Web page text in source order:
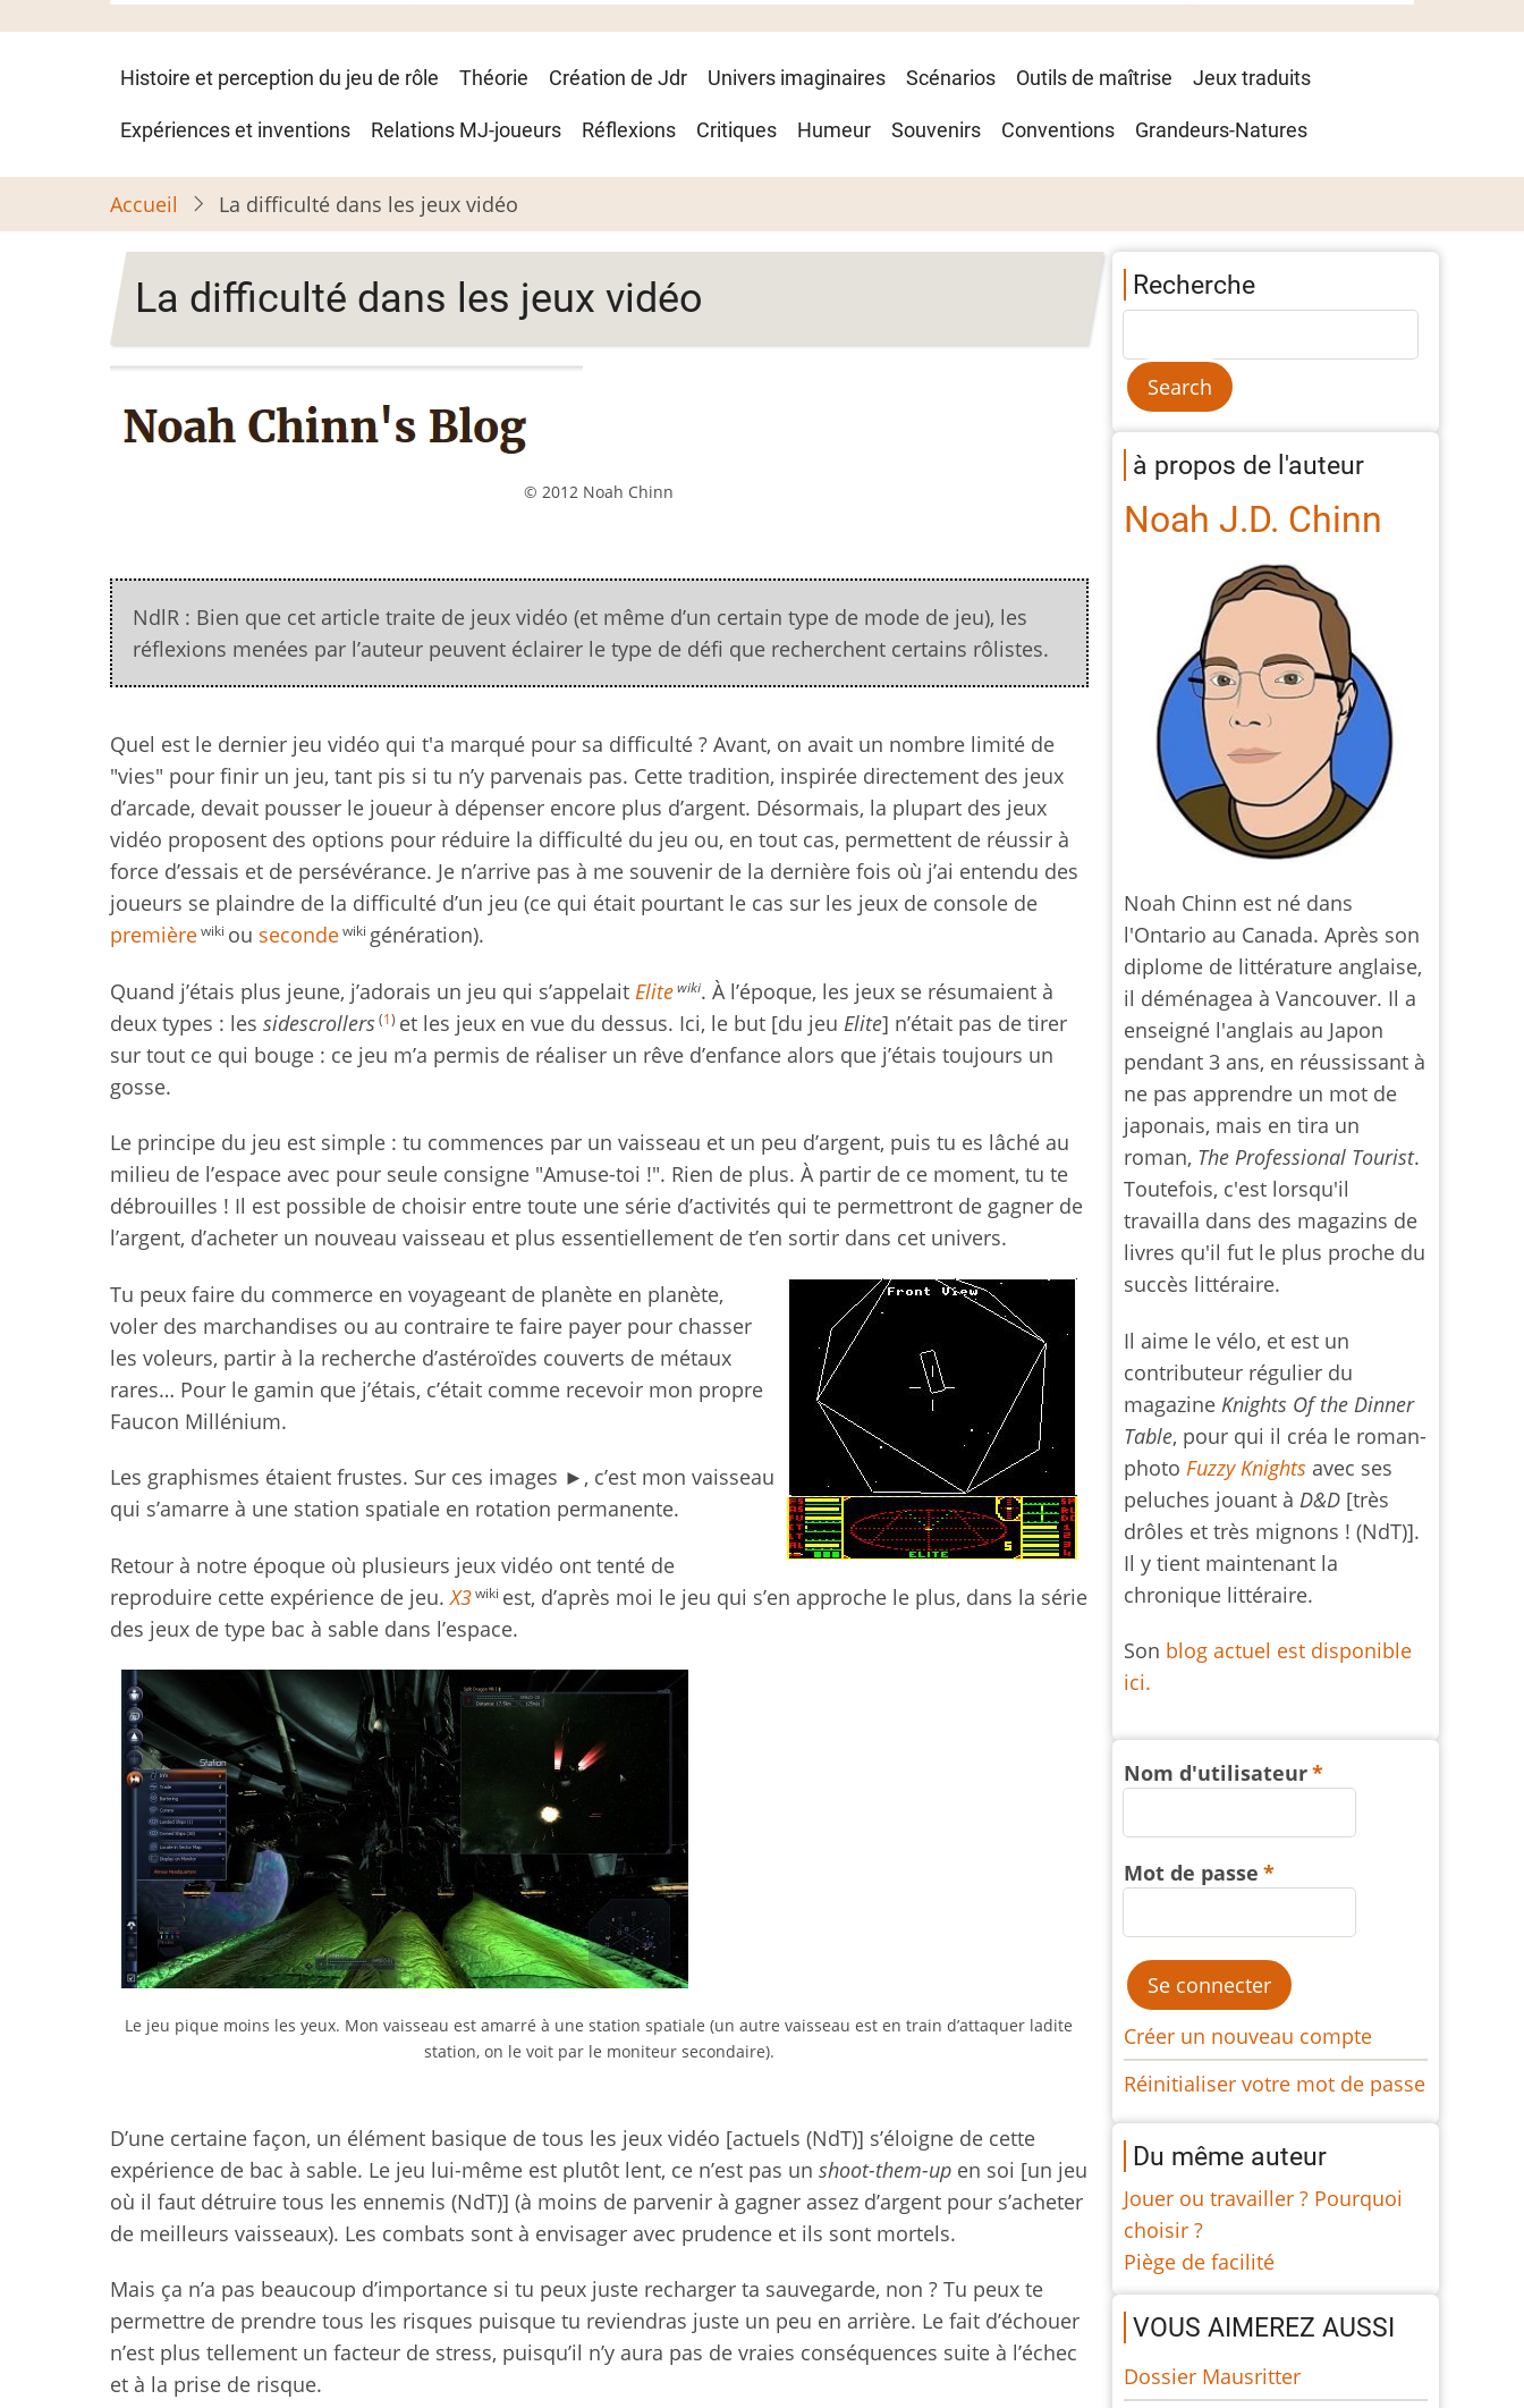
Navigation
principale
Histoire et perception du jeu de rôle Théorie Création de Jdr Univers imaginaires Scénarios Outils de maîtrise Jeux traduits
Expériences et inventions Relations MJ-joueurs Réflexions Critiques Humeur Souvenirs Conventions Grandeurs-Natures
Accueil La difficulté dans les jeux vidéo
La difficulté dans les jeux vidéo
© 2012 Noah Chinn
NdlR : Bien que cet article traite de jeux vidéo (et même d’un certain type de mode de jeu), les
réflexions menées par l’auteur peuvent éclairer le type de défi que recherchent certains rôlistes.
Quel est le dernier jeu vidéo qui t'a marqué pour sa difficulté ? Avant, on avait un nombre limité de
"vies" pour finir un jeu, tant pis si tu n’y parvenais pas. Cette tradition, inspirée directement des jeux
d’arcade, devait pousser le joueur à dépenser encore plus d’argent. Désormais, la plupart des jeux
vidéo proposent des options pour réduire la difficulté du jeu ou, en tout cas, permettent de réussir à
force d’essais et de persévérance. Je n’arrive pas à me souvenir de la dernière fois où j’ai entendu des
joueurs se plaindre de la difficulté d’un jeu (ce qui était pourtant le cas sur les jeux de console de
premièrewiki ou secondewiki génération).
Quand j’étais plus jeune, j’adorais un jeu qui s’appelait Elitewiki. À l’époque, les jeux se résumaient à
deux types : les sidescrollers (1) et les jeux en vue du dessus. Ici, le but [du jeu Elite] n’était pas de tirer
sur tout ce qui bouge : ce jeu m’a permis de réaliser un rêve d’enfance alors que j’étais toujours un
gosse.
Le principe du jeu est simple : tu commences par un vaisseau et un peu d’argent, puis tu es lâché au
milieu de l’espace avec pour seule consigne "Amuse-toi !". Rien de plus. À partir de ce moment, tu te
débrouilles ! Il est possible de choisir entre toute une série d’activités qui te permettront de gagner de
l’argent, d’acheter un nouveau vaisseau et plus essentiellement de t’en sortir dans cet univers.
Tu peux faire du commerce en voyageant de planète en planète,
voler des marchandises ou au contraire te faire payer pour chasser
les voleurs, partir à la recherche d’astéroïdes couverts de métaux
rares… Pour le gamin que j’étais, c’était comme recevoir mon propre
Faucon Millénium.
Les graphismes étaient frustes. Sur ces images ►, c’est mon vaisseau
qui s’amarre à une station spatiale en rotation permanente.
Retour à notre époque où plusieurs jeux vidéo ont tenté de
reproduire cette expérience de jeu.X3wiki est, d’après moi le jeu qui s’en approche le plus, dans la série
des jeux de type bac à sable dans l’espace.
Le jeu pique moins les yeux. Mon vaisseau est amarré à une station spatiale (un autre vaisseau est en train d’attaquer ladite
station, on le voit par le moniteur secondaire).
D’une certaine façon, un élément basique de tous les jeux vidéo [actuels (NdT)] s’éloigne de cette
expérience de bac à sable. Le jeu lui-même est plutôt lent, ce n’est pas un shoot-them-up en soi [un jeu
où il faut détruire tous les ennemis (NdT)] (à moins de parvenir à gagner assez d’argent pour s’acheter
de meilleurs vaisseaux). Les combats sont à envisager avec prudence et ils sont mortels.
Mais ça n’a pas beaucoup d’importance si tu peux juste recharger ta sauvegarde, non ? Tu peux te
permettre de prendre tous les risques puisque tu reviendras juste un peu en arrière. Le fait d’échouer
n’est plus tellement un facteur de stress, puisqu’il n’y aura pas de vraies conséquences suite à l’échec
et à la prise de risque.
Recherche
à propos de l'auteur
Noah J.D. Chinn
Noah Chinn est né dans
l'Ontario au Canada. Après son
diplome de littérature anglaise,
il déménagea à Vancouver. Il a
enseigné l'anglais au Japon
pendant 3 ans, en réussissant à
ne pas apprendre un mot de
japonais, mais en tira un
roman, The Professional Tourist.
Toutefois, c'est lorsqu'il
travailla dans des magazins de
livres qu'il fut le plus proche du
succès littéraire.
Il aime le vélo, et est un
contributeur régulier du
magazine Knights Of the Dinner
Table, pour qui il créa le roman-
photo Fuzzy Knights avec ses
peluches jouant à D&D [très
drôles et très mignons ! (NdT)].
Il y tient maintenant la
chronique littéraire.
Son blog actuel est disponible
ici.
Nom d'utilisateur
Mot de passe
Créer un nouveau compte
Réinitialiser votre mot de passe
Du même auteur
Jouer ou travailler ? Pourquoi
choisir ?
Piège de facilité
VOUS AIMEREZ AUSSI
Dossier Mausritter